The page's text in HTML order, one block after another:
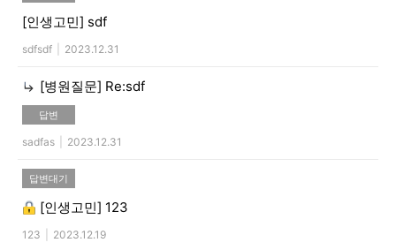
[인생고민] sdf
sdfsdf 2023.12.31
[병원질문] Re:sdf
답변
sadfas 2023.12.31
답변대기
[인생고민] 123
123 2023.12.19